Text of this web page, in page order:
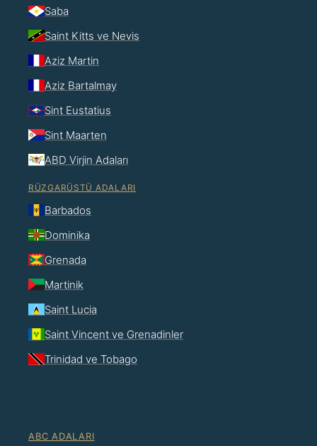
Saba
Saint Kitts ve Nevis
Aziz Martin
Aziz Bartalmay
Sint Eustatius
Sint Maarten
ABD Virjin Adaları
RÜZGARÜSTÜ ADALARI
Barbados
Dominika
Grenada
Martinik
Saint Lucia
Saint Vincent ve Grenadinler
Trinidad ve Tobago
ABC ADALARI